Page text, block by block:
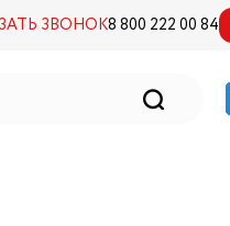
ЗВОНОК8 800 222 00 84